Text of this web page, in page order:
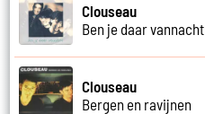
Clouseau
Ben je daar vannacht
Clouseau
Bergen en ravijnen